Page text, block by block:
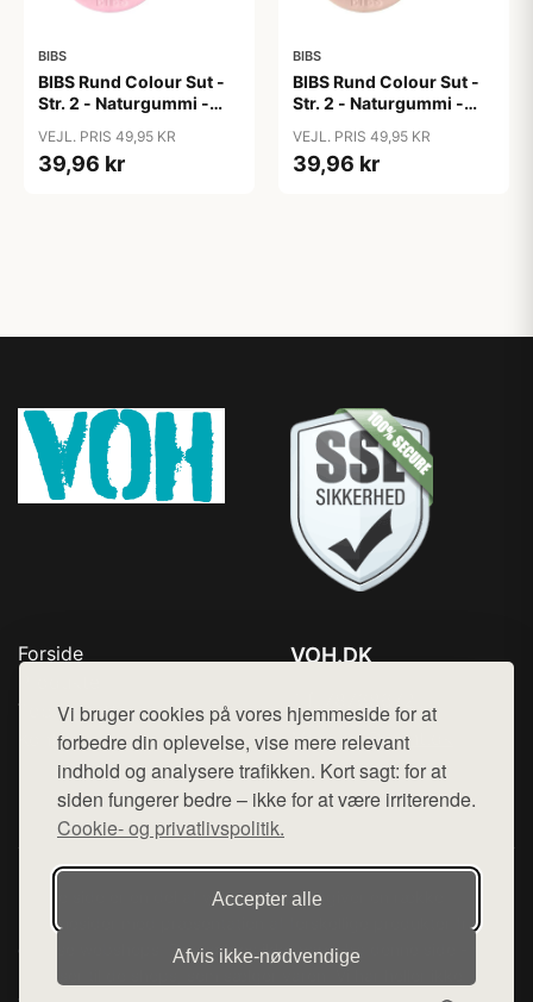
Vi bruger cookies på vores hjemmeside for at
forbedre din oplevelse, vise mere relevant
indhold og analysere trafikken. Kort sagt: for at
siden fungerer bedre – ikke for at være irriterende.
Cookie- og privatlivspolitik.
Accepter alle
Afvis ikke‑nødvendige
BIBS
BIBS Rund Colour Sut -
Str. 2 - Naturgummi -
Pink/Coral
VEJL. PRIS 49,95 KR
39,96 kr
BIBS
BIBS Rund Colour Sut -
Str. 2 - Naturgummi -
Blush/Woodchuck
VEJL. PRIS 49,95 KR
39,96 kr
Forside
Top Rabatter
Kontakt
VOH.DK
Mail: hej@want.dk
Cookie- og privatlivspolitik
Denne side er en del af want.dk, der udgiver en række
hjemmesider med præsentation af forskellige produkter fra
diverse webshops. Der sælges ikke varer fra denne side - vi
henviser til de shops, som sælger varen. Vi har heller ikke